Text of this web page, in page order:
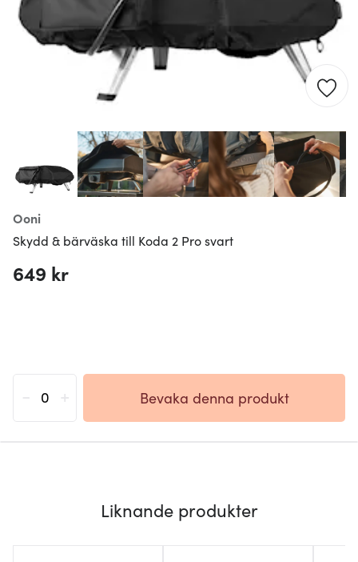
Ooni
Skydd & bärväska till Koda 2 Pro svart
649 kr
Bevaka denna produkt
Liknande produkter